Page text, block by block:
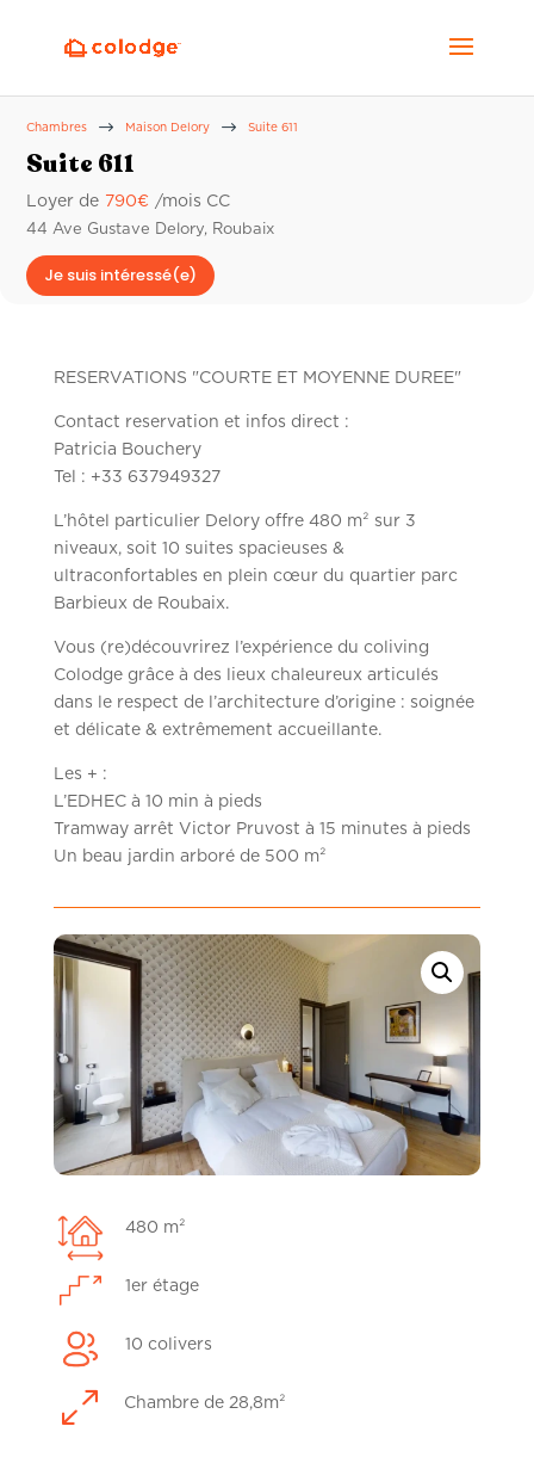
Chambres $ Maison Delory $ Suite 611
Suite 611
Loyer de 790€ /mois CC
44 Ave Gustave Delory, Roubaix
Je suis intéressé(e)
RESERVATIONS "COURTE ET MOYENNE DUREE"
Contact reservation et infos direct :
Patricia Bouchery
Tel : +33 637949327
L’hôtel particulier Delory offre 480 m² sur 3
niveaux, soit 10 suites spacieuses &
ultraconfortables en plein cœur du quartier parc
Barbieux de Roubaix.
Vous (re)découvrirez l’expérience du coliving
Colodge grâce à des lieux chaleureux articulés
dans le respect de l’architecture d’origine : soignée
et délicate & extrêmement accueillante.
Les + :
L’EDHEC à 10 min à pieds
Tramway arrêt Victor Pruvost à 15 minutes à pieds
Un beau jardin arboré de 500 m²
480 m²
1er étage
10 colivers
0 Chambre de 28,8m²